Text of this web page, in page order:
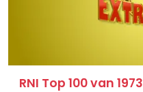
RNI Top 100 van 1973